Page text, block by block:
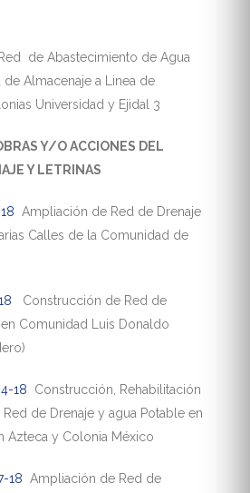
de Abastecimiento de Agua
de Almacenaje a Linea de
Universidad y Ejidal 3
Y/O ACCIONES DEL
Y LETRINAS
Ampliación de Red de Drenaje
Calles de la Comunidad de
Construcción de Red de
en Comunidad Luis Donaldo
18
Construcción, Rehabilitación
de Drenaje y agua Potable en
Azteca y Colonia México
18 Ampliación de Red de